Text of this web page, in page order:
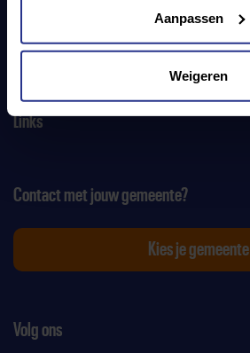
Aanpassen
Weigeren
Uniek Sporten
Links
Volg ons
Contact met jouw gemeente?
Kies je gemeente